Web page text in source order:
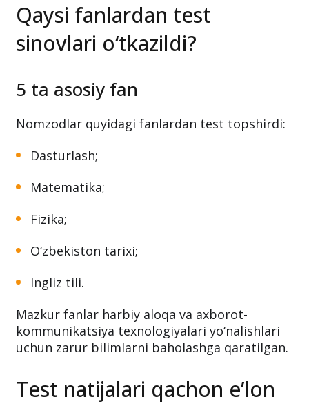
Qaysi fanlardan test
sinovlari o‘tkazildi?
5 ta asosiy fan
Nomzodlar quyidagi fanlardan test topshirdi:
Dasturlash;
Matematika;
Fizika;
O‘zbekiston tarixi;
Ingliz tili.
Mazkur fanlar harbiy aloqa va axborot-
kommunikatsiya texnologiyalari yo‘nalishlari
uchun zarur bilimlarni baholashga qaratilgan.
Test natijalari qachon e’lon